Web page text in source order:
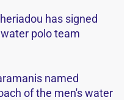
has signed
polo team
named
of the men's water